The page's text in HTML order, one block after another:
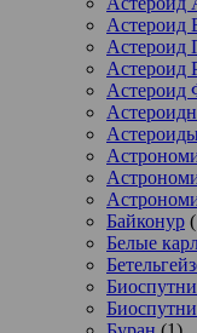
Астероид
Астероид
Астероид
Астероид
Байконур
Белые